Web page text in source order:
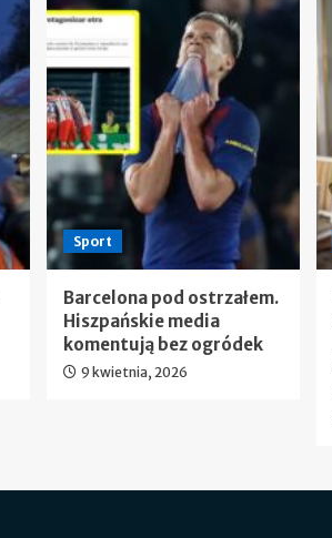
Sport
Barcelona pod ostrzałem.
Hiszpańskie media
komentują bez ogródek
9 kwietnia, 2026